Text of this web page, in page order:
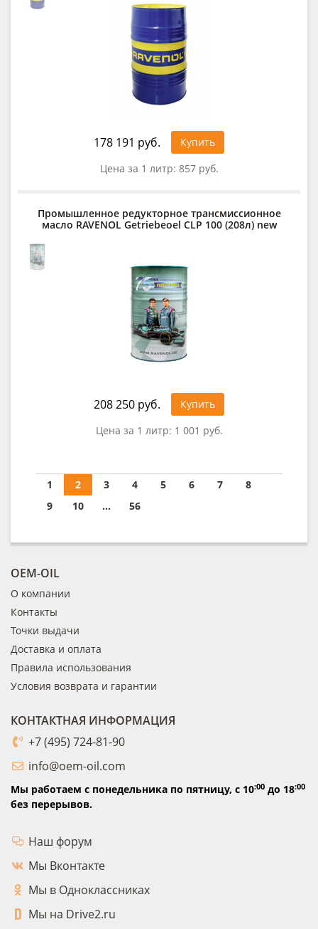
178 191 руб.
Купить
Цена за 1 литр: 857 руб.
Промышленное редукторное трансмиссионное
масло RAVENOL Getriebeoel CLP 100 (208л) new
208 250 руб.
Купить
Цена за 1 литр: 1 001 руб.
1 2 3 4 5 6 7
8
9
10 ... 56
OEM-OIL
О компании
Контакты
Точки выдачи
Доставка и оплата
Правила использования
Условия возврата и гарантии
КОНТАКТНАЯ ИНФОРМАЦИЯ
+7 (495) 724-81-90
info@oem-oil.com
Мы работаем с понедельника по пятницу, с 10:00 до 18:00
без перерывов.
Наш форум
Мы Вконтакте
Мы в Одноклассниках
Мы на Drive2.ru